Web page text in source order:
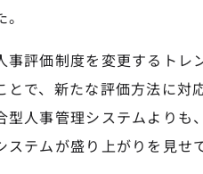
事評価制度を変更するトレ
で、新たな評価方法に対
型人事管理システムよりも
テムが盛り上がりを見せ